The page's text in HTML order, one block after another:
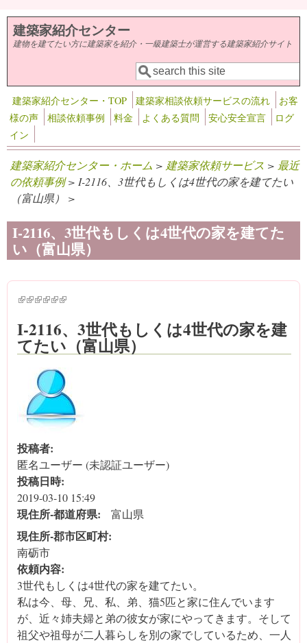
メインコンテンツに移動
建築家紹介センター
建物を建てたい方に建築家を紹介・一級建築士が運営する建築家紹介サイト
検索フォーム
検索
建築家紹介センター・TOP 建築家相談依頼サービスの流れ
お客
様の声
相談依頼事例 料金 よくある質問 安心安全宣言
ログ
イン
建築家紹介センター・ホーム > 建築家依頼サービス > 最近
の依頼事例> I-2116、3世代もしくは4世代の家を建てたい
（富山県） >
I-2116、3世代もしくは4世代の家を建てた
い（富山県）
(link is external)
(link is external)
(link is external)
(link is external)
(link is external)
(link is external)
I-2116、3世代もしくは4世代の家を建
てたい（富山県）
投稿者:
匿名ユーザー (未認証ユーザー)
投稿日時:
2019-03-10 15:49
現住所‐都道府県: 富山県
現住所‐郡市区町村:
南砺市
依頼内容:
3世代もしくは4世代の家を建てたい。
私は今、母、兄、私、弟、猫5匹と家に住んでいます
が、近々姉夫婦と弟の彼女が家にやってきます。そして
祖父や祖母が二人暮らしを別の家でしているため、一人